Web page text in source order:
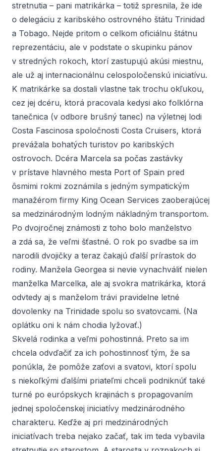
stretnutia – pani matrikárka – totiž spresnila, že ide
o delegáciu z karibského ostrovného štátu Trinidad
a Tobago. Nejde pritom o celkom oficiálnu štátnu
reprezentáciu, ale v podstate o skupinku pánov
v stredných rokoch, ktorí zastupujú akúsi miestnu,
ale už aj internacionálnu celospoločenskú iniciatívu.
K matrikárke sa dostali vlastne tak trochu okľukou,
cez jej dcéru, ktorá pracovala kedysi ako folklórna
tanečnica (v odbore brušný tanec) na výletnej lodi
Costa Fascinosa spoločnosti Costa Cruisers, ktorá
prevážala bohatých turistov po karibských
ostrovoch. Dcéra Marcela sa počas zastávky
v prístave hlavného mesta Port of Spain pred
ôsmimi rokmi zoznámila s jedným sympatickým
manažérom firmy King Ocean Services zaoberajúcej
sa medzinárodným lodným nákladným transportom.
Po dvojročnej známosti z toho bolo manželstvo
a zdá sa, že veľmi šťastné. O rok po svadbe sa im
narodili dvojičky a teraz čakajú ďalší prírastok do
rodiny. Manžela Georgea si nevie vynachváliť nielen
manželka Marcelka, ale aj svokra matrikárka, ktorá
odvtedy aj s manželom trávi pravidelne letné
dovolenky na Trinidade spolu so svatovcami. (Na
oplátku oni k nám chodia lyžovať.)
Skvelá rodinka a veľmi pohostinná. Preto sa im
chcela odvďačiť za ich pohostinnosť tým, že sa
ponúkla, že pomôže zaťovi a svatovi, ktorí spolu
s niekoľkými ďalšími priateľmi chceli podniknúť také
turné po európskych krajinách s propagovaním
jednej spoločenskej iniciatívy medzinárodného
charakteru. Keďže aj pri medzinárodných
iniciatívach treba nejako začať, tak im teda vybavila